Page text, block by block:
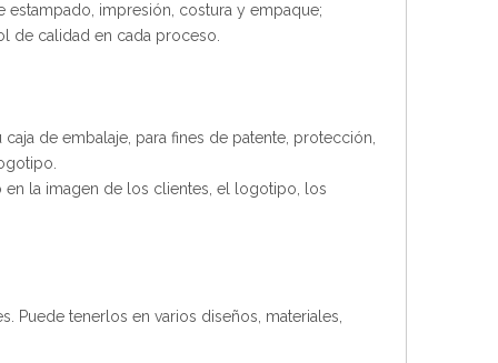
impresión, costura y empaque;
de calidad en cada proceso.
de embalaje, para fines de patente, protección,
la imagen de los clientes, el logotipo, los
Puede tenerlos en varios diseños, materiales,